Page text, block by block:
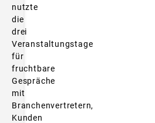
nutzte
die
drei
Veranstaltungstage
für
fruchtbare
Gespräche
mit
Branchenvertretern,
Kunden